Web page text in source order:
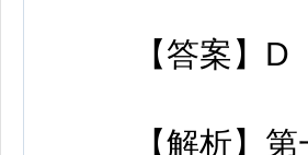
【答案】D
【解析】第一